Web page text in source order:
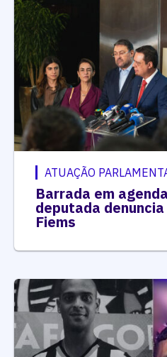
ATUAÇÃO
Barrada em
deputada
Fiems